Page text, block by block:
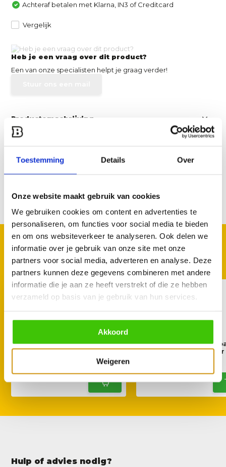
Toestemming Details Over
Onze website maakt gebruik van cookies
We gebruiken cookies om content en advertenties te
personaliseren, om functies voor social media te bieden
en om ons websiteverkeer te analyseren. Ook delen we
informatie over je gebruik van onze site met onze
partners voor social media, adverteren en analyse. Deze
partners kunnen deze gegevens combineren met andere
informatie die je aan ze heeft verstrekt of die ze hebben
verzameld op basis van je gebruik van hun services.
Akkoord
Weigeren
Achteraf betalen met Klarna, IN3 of Creditcard
Vergelijk
Heb je een vraag over dit product?
Een van onze specialisten helpt je graag verder!
Productomschrijving
Reviews
Met deze accessoires
Char-griller Beschermhoes
voor Flat Iron 3-pits Plancha
Char-Griller
penthermometer
Hulp of advies nodig?